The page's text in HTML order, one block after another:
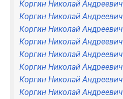
Коргин Николай Андреевич
Коргин Николай Андреевич
Коргин Николай Андреевич
Коргин Николай Андреевич
Коргин Николай Андреевич
Коргин Николай Андреевич
Коргин Николай Андреевич
Коргин Николай Андреевич